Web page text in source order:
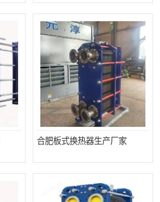
合肥板式换热器生产厂家